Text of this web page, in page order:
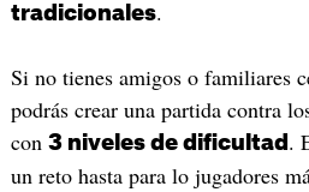
tradicionales.
Si no tienes amigos o familiares
podrás crear una partida contra
con 3 niveles de dificultad .
un reto hasta para lo jugadores